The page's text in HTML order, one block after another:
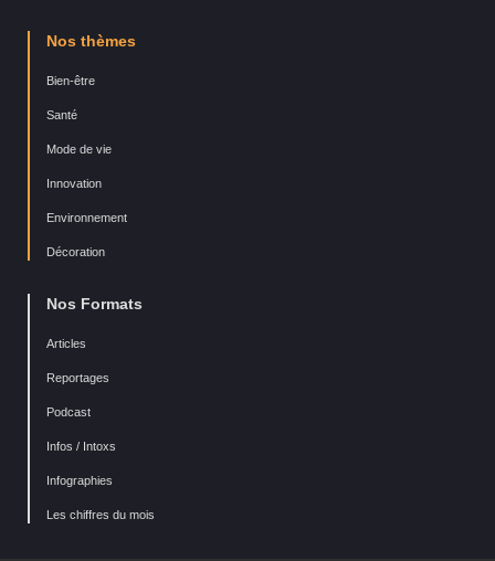
Nos thèmes
Bien-être
Santé
Mode de vie
Innovation
Environnement
Décoration
Nos Formats
Articles
Reportages
Podcast
Infos / Intoxs
Infographies
Les chiffres du mois